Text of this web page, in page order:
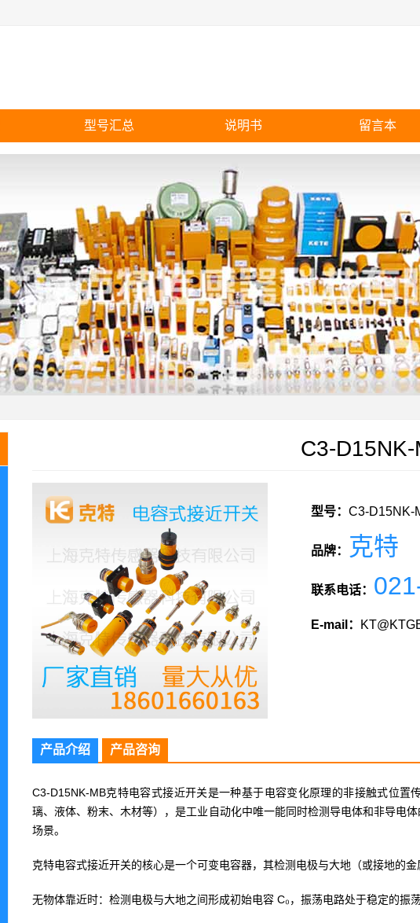
型号汇总 说明书 留言本
C3-D15NK-
型号： C3-D15NK-
品牌： 克特
联系电话：
E-mail：
产品介绍 产品咨询
C3-D15NK-MB克特电容式接近开关是一种基于电容变化原理的非接触式位
璃、液体、粉末、木材等），是工业自动化中唯一能同时检测导电体和非导电
场景。
克特电容式接近开关的核心是一个可变电容器，其检测电极与大地（或接地的
无物体靠近时：检测电极与大地之间形成初始电容 C₀，振荡电路处于稳定的振